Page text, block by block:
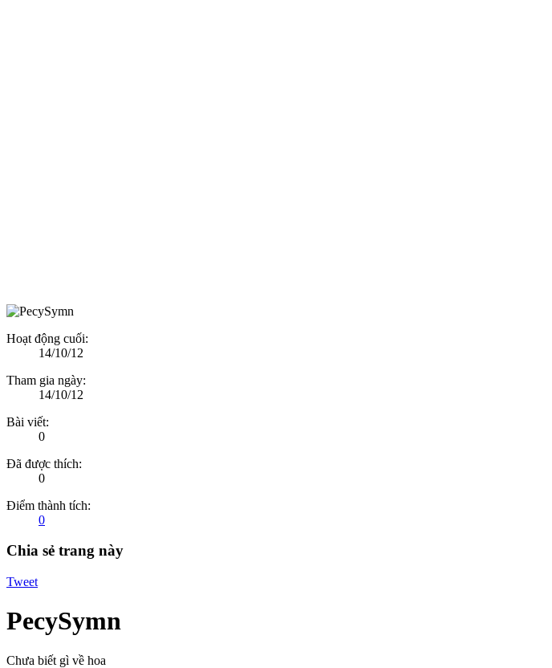
Hoạt động cuối:
14/10/12
Tham gia ngày:
14/10/12
Bài viết:
0
Đã được thích:
0
Điểm thành tích:
0
Chia sẻ trang này
Tweet
PecySymn
Chưa biết gì về hoa